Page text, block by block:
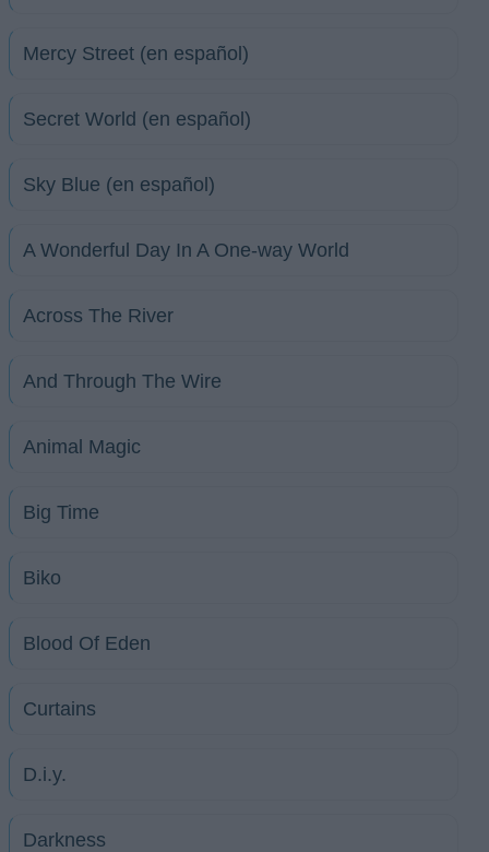
Mercy Street (en español)
Secret World (en español)
Sky Blue (en español)
A Wonderful Day In A One-way World
Across The River
And Through The Wire
Animal Magic
Big Time
Biko
Blood Of Eden
Curtains
D.i.y.
Darkness